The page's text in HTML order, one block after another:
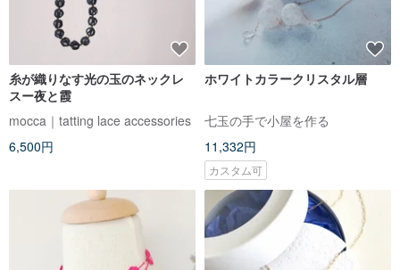
糸が織りなす光の玉のネックレ
スー夜と霞
mocca｜tatting lace accessories
6,500円
ホワイトカラークリスタル層
七玉の手で小屋を作る
11,332円
カスタム可